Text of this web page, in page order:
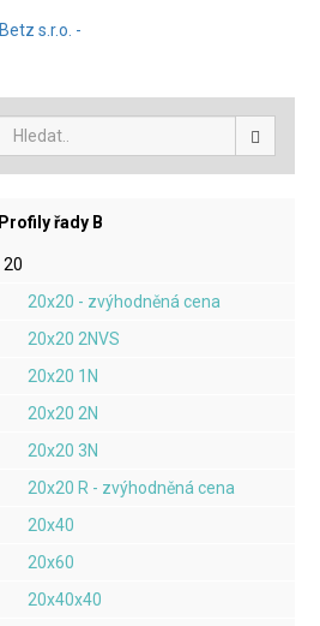
Profily řady B
20
20x20 - zvýhodněná cena
20x20 2NVS
20x20 1N
20x20 2N
20x20 3N
20x20 R - zvýhodněná cena
20x40
20x60
20x40x40